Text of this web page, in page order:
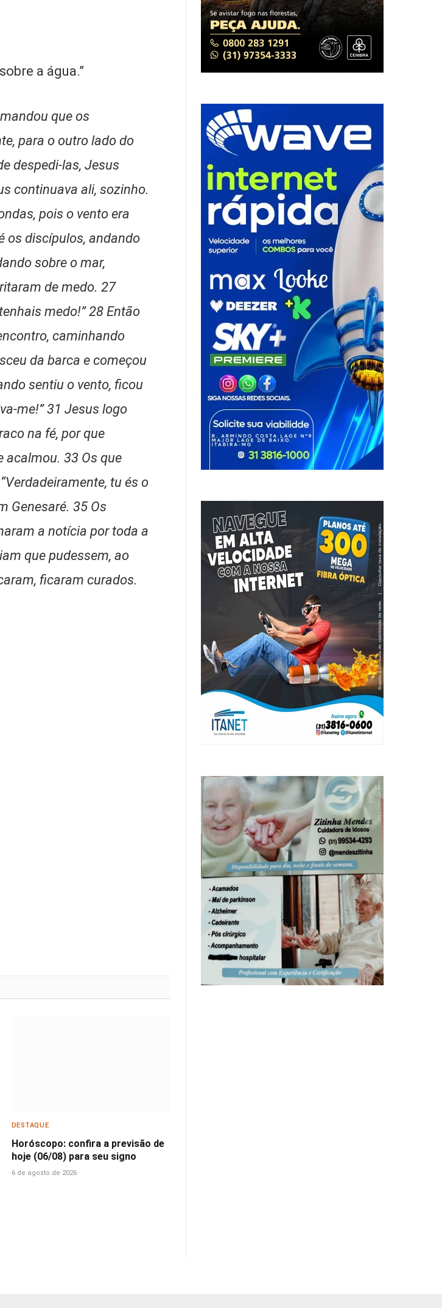
a água.”
que os
para o outro lado do
despedi-las, Jesus
continuava ali, sozinho.
pois o vento era
os discípulos, andando
sobre o mar,
de medo. 27
medo!” 28 Então
caminhando
da barca e começou
sentiu o vento, ficou
me!” 31 Jesus logo
na fé, por que
acalmou. 33 Os que
tu és o
Genesaré. 35 Os
a notícia por toda a
que pudessem, ao
ficaram curados.
DESTAQUE
Horóscopo: confira a previsão de
hoje (06/08) para seu signo
6 de agosto de 2026